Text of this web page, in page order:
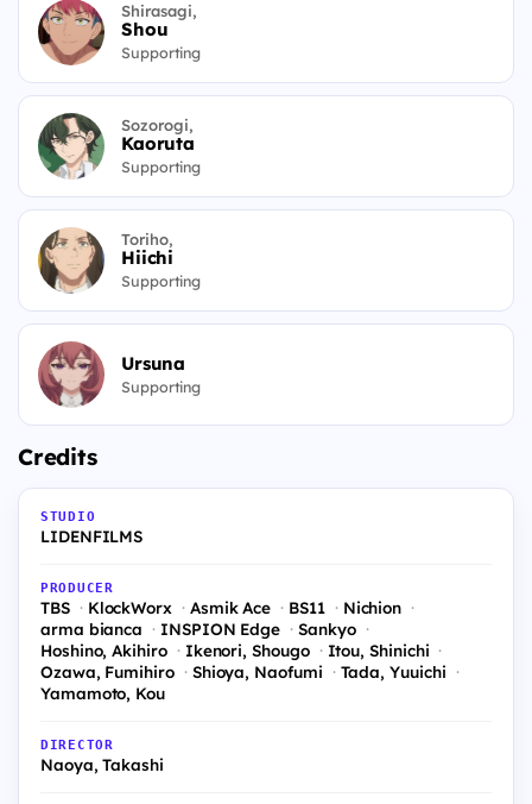
Shirasagi,
Shou
Supporting
Sozorogi,
Kaoruta
Supporting
Toriho,
Hiichi
Supporting
Ursuna
Supporting
Credits
STUDIO
LIDENFILMS
PRODUCER
TBS KlockWorx Asmik Ace BS11
Nichion
arma bianca
INSPION Edge
Sankyo
Hoshino, Akihiro
Ikenori, Shougo
Itou, Shinichi
Ozawa, Fumihiro
Shioya, Naofumi
Tada, Yuuichi
Yamamoto, Kou
DIRECTOR
Naoya, Takashi